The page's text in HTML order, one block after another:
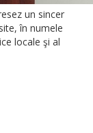
un sincer
în numele
locale şi al